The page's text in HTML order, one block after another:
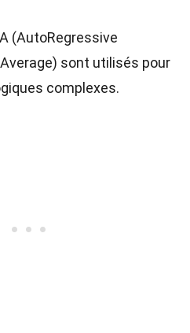
(AutoRegressive
sont utilisés pour
complexes.